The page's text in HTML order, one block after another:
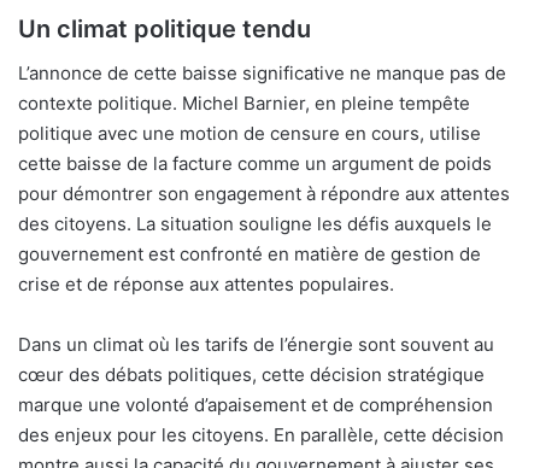
Un climat politique tendu
L’annonce de cette baisse significative ne manque pas de
contexte politique. Michel Barnier, en pleine tempête
politique avec une motion de censure en cours, utilise
cette baisse de la facture comme un argument de poids
pour démontrer son engagement à répondre aux attentes
des citoyens. La situation souligne les défis auxquels le
gouvernement est confronté en matière de gestion de
crise et de réponse aux attentes populaires.
Dans un climat où les tarifs de l’énergie sont souvent au
cœur des débats politiques, cette décision stratégique
marque une volonté d’apaisement et de compréhension
des enjeux pour les citoyens. En parallèle, cette décision